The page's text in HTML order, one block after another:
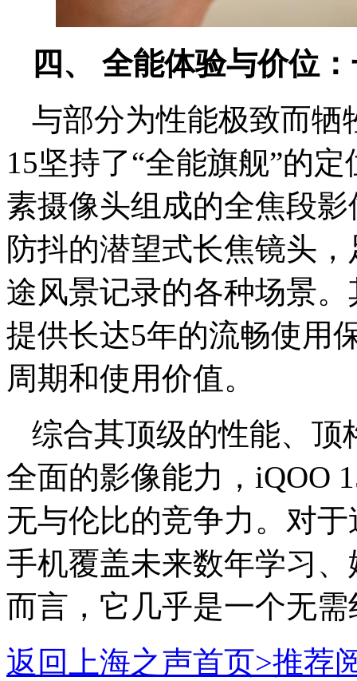
四、 全能体验与价位
与部分为性能极致而牺
15坚持了“全能旗舰”的
素摄像头组成的全焦段
防抖的潜望式长焦镜头
途风景记录的各种场景
提供长达5年的流畅使用
周期和使用价值。
综合其顶级的性能、顶
全面的影像能力，iQOO
无与伦比的竞争力。对
手机覆盖未来数年学习
而言，它几乎是一个无
返回上海之声首页>推荐